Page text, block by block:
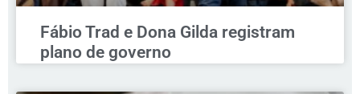
Fábio Trad e Dona Gilda registram
plano de governo